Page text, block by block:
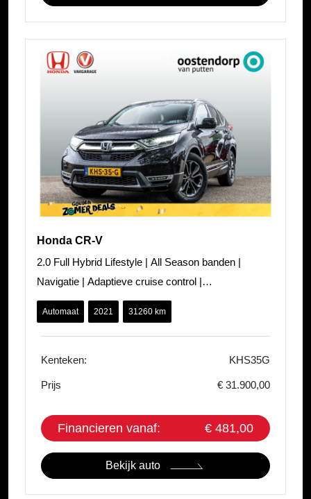
Honda CR-V
2.0 Full Hybrid Lifestyle | All Season banden |
Navigatie | Adaptieve cruise control |
Carplay/Android auto | PDC | Camera | Sto
Automaat 2021 31260 km
Kenteken: KHS35G
Prijs € 31.900,00
Financieren vanaf: € 481,00
Bekijk auto